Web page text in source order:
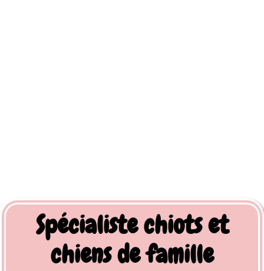
Spécialiste chiots et
chiens de famille